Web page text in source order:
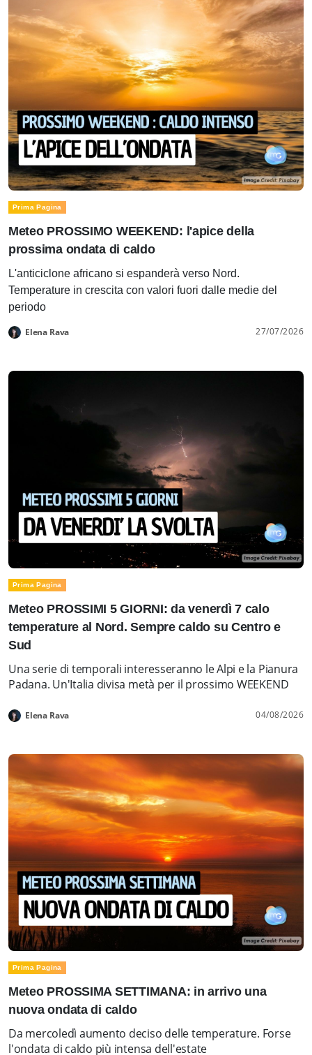
Prima Pagina
Meteo PROSSIMO WEEKEND: l'apice della
prossima ondata di caldo
L'anticiclone africano si espanderà verso Nord.
Temperature in crescita con valori fuori dalle medie del
periodo
Elena Rava 27/07/2026
Prima Pagina
Meteo PROSSIMI 5 GIORNI: da venerdì 7 calo
temperature al Nord. Sempre caldo su Centro e
Sud
Una serie di temporali interesseranno le Alpi e la Pianura
Padana. Un'Italia divisa metà per il prossimo WEEKEND
Elena Rava 04/08/2026
Prima Pagina
Meteo PROSSIMA SETTIMANA: in arrivo una
nuova ondata di caldo
Da mercoledì aumento deciso delle temperature. Forse
l'ondata di caldo più intensa dell'estate